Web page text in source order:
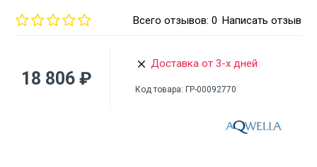
Всего отзывов: 0 Написать отзыв
18 806 ₽
Доставка от 3-х дней
Код товара: ГР-00092770